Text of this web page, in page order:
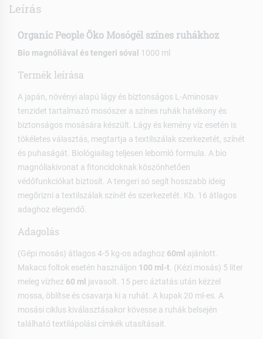
Leírás
Organic People Öko Mosógél színes ruhákhoz
Bio magnóliával és tengeri sóval 1000 ml
Termék leírása
A japán, növényi alapú lágy és biztonságos L-Aminosav
tenzidet tartalmazó mosószer a színes ruhák hatékony és
biztonságos mosására készült. Lágy és kemény víz esetén is
tökéletes választás, megtartja a textilszálak szerkezetét, színét
és puhaságát. Biológiailag teljesen lebomló formula. A bio
magnóliakivonat a fitoncidoknak köszönhetően
védőfunkciókat biztosít. A tengeri só segít hosszabb ideig
megőrizni a textilszálak színét és szerkezetét. Kb. 16 átlagos
adaghoz elegendő.
Adagolás
(Gépi mosás) átlagos 4-5 kg-os adaghoz 60ml ajánlott.
Makacs foltok esetén használjon 100 ml-t . (Kézi mosás) 5 liter
meleg vízhez 60 ml javasolt. 15 perc áztatás után kézzel
mossa, öblítse és csavarja ki a ruhát. A kupak 20 ml-es. A
mosási ciklus kiválasztásakor kövesse a ruhák belsején
található textilápolási címkék utasításait.